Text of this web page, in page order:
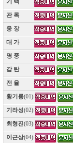
기 백
관 록
웅 장
대 가
명 중
감 탄
전 율
황기룡(01)
기라성(02)
최형진(03)
이근상(04)